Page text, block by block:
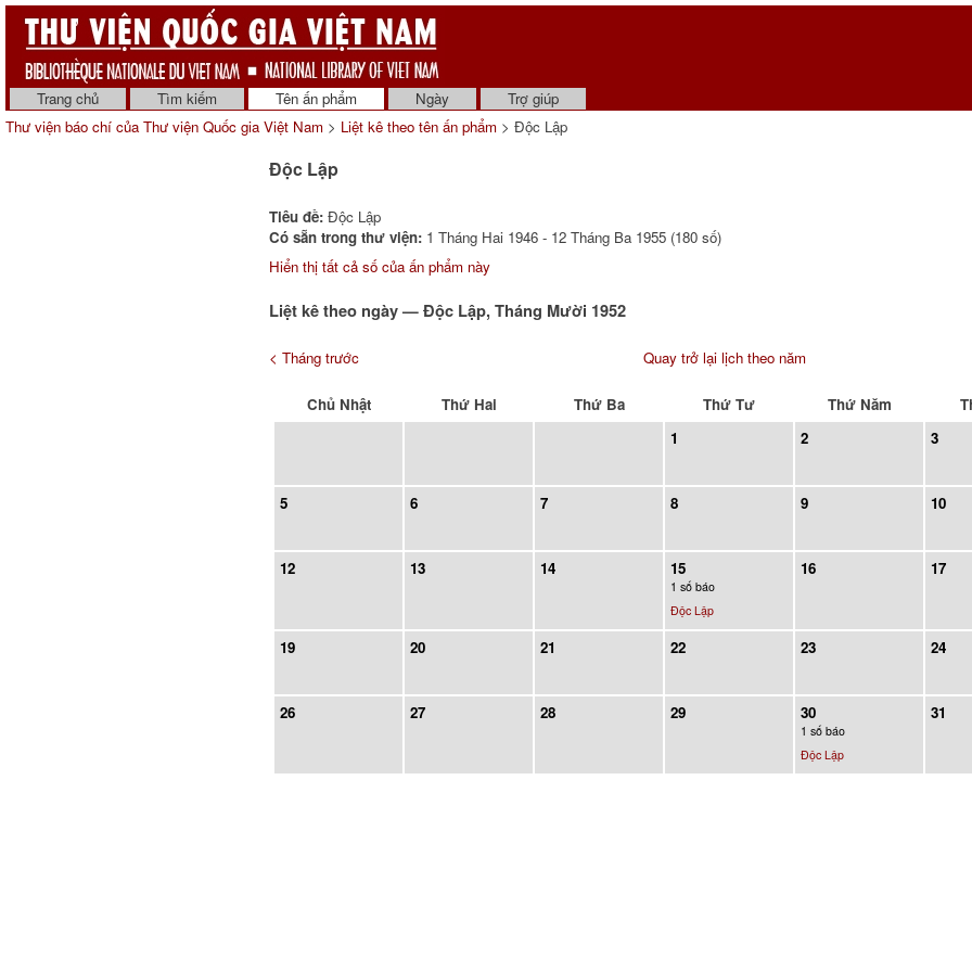
Trang chủ Tìm kiếm Tên ấn phẩm Ngày
Trợ giúp
Thư viện báo chí của Thư viện Quốc gia Việt Nam > Liệt kê theo tên ấn phẩm > Độc Lập
Độc Lập
Tiêu đề: Độc Lập
Có sẵn trong thư viện: 1 Tháng Hai 1946 - 12 Tháng Ba 1955 (180 số)
Hiển thị tất cả số của ấn phẩm này
Liệt kê theo ngày — Độc Lập, Tháng Mười 1952
< Tháng trước Quay trở lại lịch theo năm
Chủ Nhật Thứ Hai Thứ Ba Thứ Tư Thứ Năm
1
2 3
5 6 7 8 9 10
12 13 14 15
1 số báo
Độc Lập
16 17
19 20 21 22 23 24
26 27 28 29 30
1 số báo
Độc Lập
31